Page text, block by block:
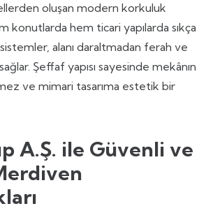
oluşan modern korkuluk
konutlarda hem ticari yapılarda sıkça
alanı daraltmadan ferah ve
Şeffaf yapısı sayesinde mekânın
ve mimari tasarıma estetik bir
A.Ş. ile Güvenli ve